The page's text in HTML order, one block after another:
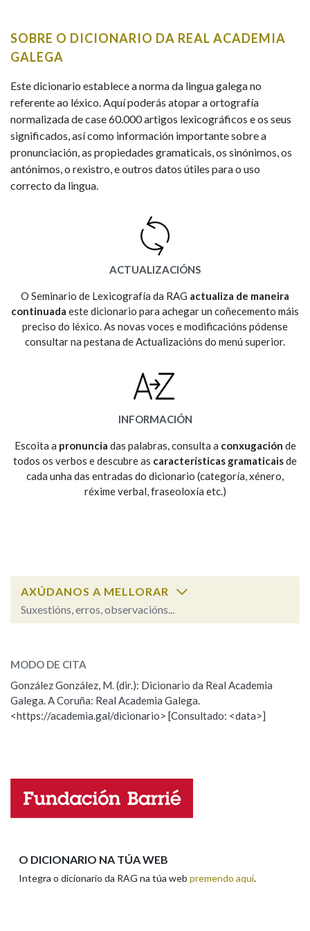
CASA-MUSEO EMILIA PARDO
HISTORIA
PRIMAVERA DAS LETRAS
PORTAL DAS PALABRAS
Comeza por
Remata por
Contén
Nos exemplos
Na fraseoloxía
Marcas gramaticais
SOBRE O DICIONARIO DA REAL ACADEMIA
GALEGA
Este dicionario establece a norma da lingua galega no
referente ao léxico. Aquí poderás atopar a ortografía
normalizada de case 60.000 artigos lexicográficos e os seus
significados, así como información importante sobre a
pronunciación, as propiedades gramaticais, os sinónimos, os
antónimos, o rexistro, e outros datos útiles para o uso
correcto da lingua.
ACTUALIZACIÓNS
O Seminario de Lexicografía da RAG actualiza de maneira
continuada este dicionario para achegar un coñecemento máis
preciso do léxico. As novas voces e modificacións pódense
consultar na pestana de Actualizacións do menú superior.
INFORMACIÓN
Escoita a pronuncia das palabras, consulta a conxugación de
todos os verbos e descubre as características gramaticaisde
cada unha das entradas do dicionario (categoría, xénero,
réxime verbal, fraseoloxía etc.)
AXÚDANOS A MELLORAR
Suxestións, erros, observacións...
Observación
Nome
Comentario
MODO DE CITA
González González, M. (dir.): Dicionario da Real Academia
Galega. A Coruña: Real Academia Galega.
<https://academia.gal/dicionario> [Consultado: <data>]
O DICIONARIO NA TÚA WEB
Integra o dicionario da RAG na túa web premendo aquí.